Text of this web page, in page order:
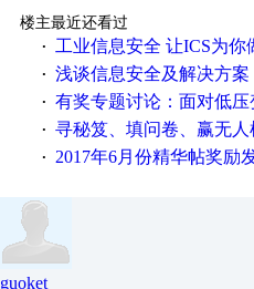
楼主最近还看过
·
工业信息安全 让ICS为你
· 浅谈信息安全及解决方案
· 有奖专题讨论：面对低压变频故障，老手是
· 寻秘笈、填问卷、赢无人
· 2017年6月份精华帖奖励
guoket